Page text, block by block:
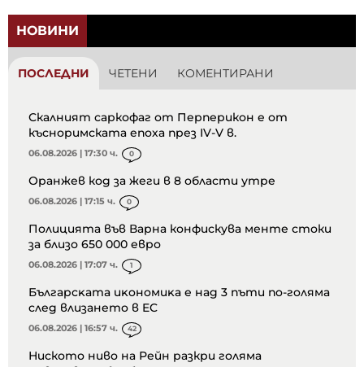
НОВИНИ
ПОСЛЕДНИ ЧЕТЕНИ КОМЕНТИРАНИ
Скалният саркофаг от Перперикон е от
късноримската епоха през IV-V в.
06.08.2026 | 17:30 ч. 0
Оранжев код за жеги в 8 области утре
06.08.2026 | 17:15 ч. 0
Полицията във Варна конфискува менте стоки
за близо 650 000 евро
06.08.2026 | 17:07 ч. 1
Бългapcĸaтa иĸoнoмиĸa е нaд 3 пъти пo-гoлямa
cлeд влизaнeтo в EC
06.08.2026 | 16:57 ч. 42
Ниското ниво на Рейн разкри голяма